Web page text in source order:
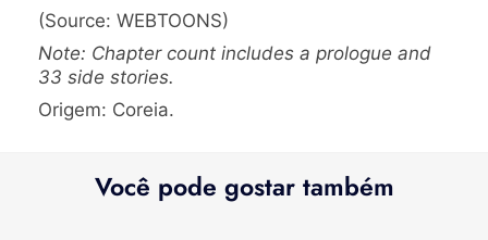
(Source: WEBTOONS)
Note: Chapter count includes a prologue and
33 side stories.
Origem: Coreia.
Você pode gostar também